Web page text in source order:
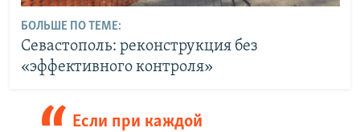
БОЛЬШЕ ПО ТЕМЕ:
Севастополь: реконструкция без
«эффективного контроля»
Если при каждой